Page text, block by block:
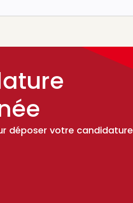
déposer votre candidature